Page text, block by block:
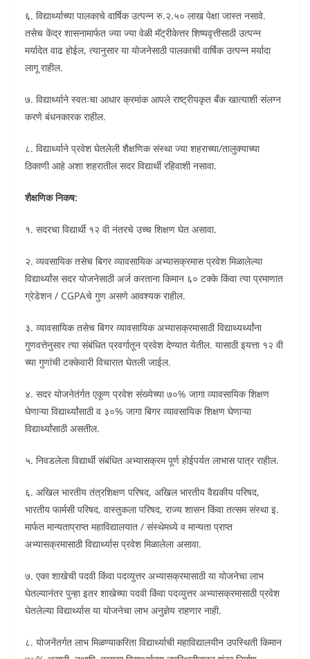
६. विद्यार्थ्याच्या पालकाचे वार्षिक उत्पन्न रु.२.५० लाख पेक्षा जास्त नसावे.
तसेच केंद्र शासनामार्फत ज्या ज्या वेळी मॅट्रीकेत्तर शिष्यवृत्तीसाठी उत्पन्न
मर्यादेत वाढ होईल, त्यानुसार या योजनेसाठी पालकाची वार्षिक उत्पन्न मर्यादा
लागू राहील.
७. विद्यार्थ्याने स्वतःचा आधार क्रमांक आपले राष्ट्रीयकृत बँक खात्याशी संलग्न
करणे बंधनकारक राहील.
८. विद्यार्थ्याने प्रवेश घेतलेली शैक्षणिक संस्था ज्या शहराच्या/तालुक्याच्या
ठिकाणी आहे अशा शहरातील सदर विद्यार्थी रहिवाशी नसावा.
शैक्षणिक निकष:
१. सदरचा विद्यार्थी १२ वी नंतरचे उच्च शिक्षण घेत असावा.
२. व्यवसायिक तसेच बिगर व्यावसायिक अभ्यासक्रमास प्रवेश मिळालेल्या
विद्यार्थ्यांस सदर योजनेसाठी अर्ज करताना किमान ६० टक्के किंवा त्या प्रमाणात
ग्रेडेशन / CGPAचे गुण असणे आवश्यक राहील.
३. व्यावसायिक तसेच बिगर व्यावसायिक अभ्यासक्रमासाठी विद्याथ्यर्थ्यांना
गुणवत्तेनुसार त्या संबंधित प्रवर्गातून प्रवेश देण्यात येतील. यासाठी इयत्ता १२ वी
च्या गुणांची टक्केवारी विचारात घेतली जाईल.
४. सदर योजनेतंर्गत एकूण प्रवेश संख्येच्या ७०% जागा व्यावसायिक शिक्षण
घेणाऱ्या विद्यार्थ्यांसाठी व ३०% जागा बिगर व्यावसायिक शिक्षण घेणाऱ्या
विद्यार्थ्यांसाठी असतील.
५. निवडलेला विद्यार्थी संबंधित अभ्यासक्रम पूर्ण होईपर्यत लाभास पात्र राहील.
६. अखिल भारतीय तंत्रशिक्षण परिषद, अखिल भारतीय वैद्यकीय परिषद,
भारतीय फार्मसी परिषद, वास्तुकला परिषद, राज्य शासन किंवा तत्सम संस्था इ.
मार्फत मान्यताप्राप्त महाविद्यालयात / संस्थेमध्ये व मान्यता प्राप्त
अभ्यासक्रमासाठी विद्यार्थ्यास प्रवेश मिळालेला असावा.
७. एका शाखेची पदवी किंवा पदव्युत्तर अभ्यासक्रमासाठी या योजनेचा लाभ
घेतल्यानंतर पुन्हा इतर शाखेच्या पदवी किंवा पदव्युत्तर अभ्यासक्रमासाठी प्रवेश
घेतलेल्या विद्यार्थ्यास या योजनेचा लाभ अनुज्ञेय राहणार नाही.
८. योजनेंतर्गत लाभ मिळण्याकरिता विद्यार्थ्याची महाविद्यालयीन उपस्थिती किमान